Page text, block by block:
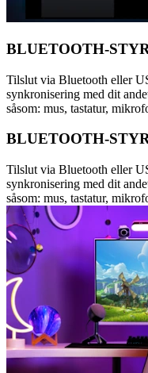
BLUETOOTH-
Tilslut via Bluetooth eller
synkronisering med dit
såsom: mus, tastatur,
BLUETOOTH-
Tilslut via Bluetooth eller
synkronisering med dit
såsom: mus, tastatur,